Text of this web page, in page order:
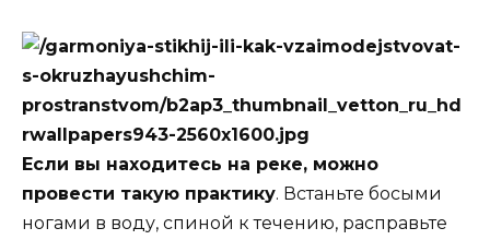
Если вы находитесь на реке, можно
провести такую практику. Встаньте босыми
ногами в воду, спиной к течению, расправьте